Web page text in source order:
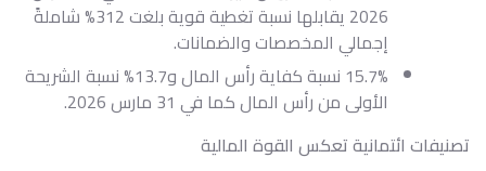
2026 يقابلها نسبة تغطية قوية بلغت 312% شاملةً
إجمالي المخصصات والضمانات.
15.7% نسبة كفاية رأس المال و13.7% نسبة الشريحة
الأولى من رأس المال كما في 31 مارس 2026.
تصنيفات ائتمانية تعكس القوة المالية